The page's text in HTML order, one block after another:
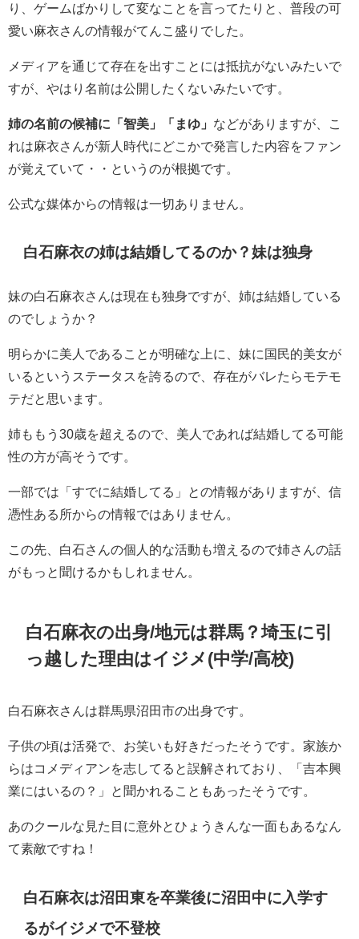
り、ゲームばかりして変なことを言ってたりと、普段の可
愛い麻衣さんの情報がてんこ盛りでした。
メディアを通じて存在を出すことには抵抗がないみたいで
すが、やはり名前は公開したくないみたいです。
姉の名前の候補に「智美」「まゆ」 などがありますが、こ
れは麻衣さんが新人時代にどこかで発言した内容をファン
が覚えていて・・というのが根拠です。
公式な媒体からの情報は一切ありません。
白石麻衣の姉は結婚してるのか？妹は独身
妹の白石麻衣さんは現在も独身ですが、姉は結婚している
のでしょうか？
明らかに美人であることが明確な上に、妹に国民的美女が
いるというステータスを誇るので、存在がバレたらモテモ
テだと思います。
姉ももう30歳を超えるので、美人であれば結婚してる可能
性の方が高そうです。
一部では「すでに結婚してる」との情報がありますが、信
憑性ある所からの情報ではありません。
この先、白石さんの個人的な活動も増えるので姉さんの話
がもっと聞けるかもしれません。
白石麻衣の出身/地元は群馬？埼玉に引
っ越した理由はイジメ(中学/高校)
白石麻衣さんは群馬県沼田市の出身です。
子供の頃は活発で、お笑いも好きだったそうです。家族か
らはコメディアンを志してると誤解されており、「吉本興
業にはいるの？」と聞かれることもあったそうです。
あのクールな見た目に意外とひょうきんな一面もあるなん
て素敵ですね！
白石麻衣は沼田東を卒業後に沼田中に入学す
るがイジメで不登校